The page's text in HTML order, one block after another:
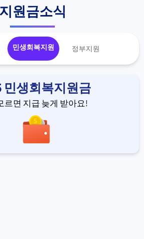
지원금소식
민생회복지원 정부지원
민생회복지원금
르면 지급 늦게 받아요!